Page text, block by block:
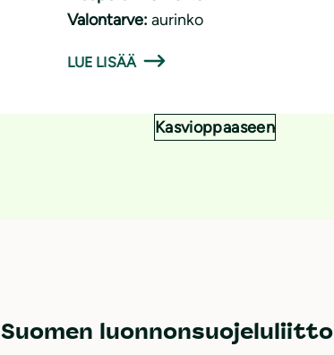
Valontarve: aurinko
LUE LISÄÄ
Kasvioppaaseen
Suomen luonnonsuojeluliitto